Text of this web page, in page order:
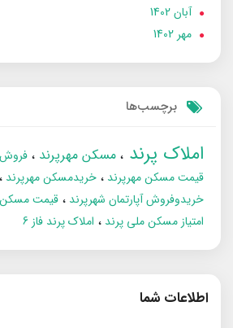
آبان 1402
مهر 1402
برچسب‌ها
املاک پرند مسکن مهرپرند
قیمت مسکن مهرپرند
خریدمسکن مهرپرند
خریدوفروش آپارتمان شهرپرند
قیمت مسکن
امتیاز مسکن ملی پرند
املاک پرند فاز 6
اطلاعات شما